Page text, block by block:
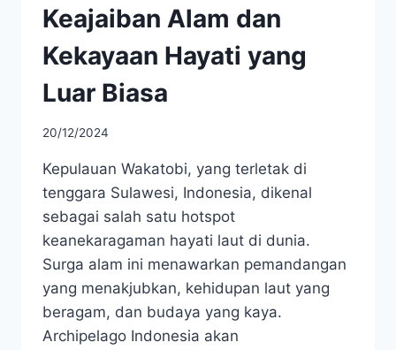
Keajaiban Alam dan
Kekayaan Hayati yang
Luar Biasa
20/12/2024
Kepulauan Wakatobi, yang terletak di
tenggara Sulawesi, Indonesia, dikenal
sebagai salah satu hotspot
keanekaragaman hayati laut di dunia.
Surga alam ini menawarkan pemandangan
yang menakjubkan, kehidupan laut yang
beragam, dan budaya yang kaya.
Archipelago Indonesia akan